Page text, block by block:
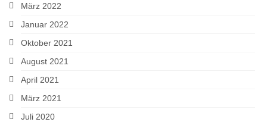
März 2022
Januar 2022
Oktober 2021
August 2021
April 2021
März 2021
Juli 2020